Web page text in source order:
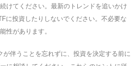
けてください。最新のトレンドを追いかけ
に投資したりしないでください。不必要な
性があります。
伴うことを忘れずに、投資を決定する前に